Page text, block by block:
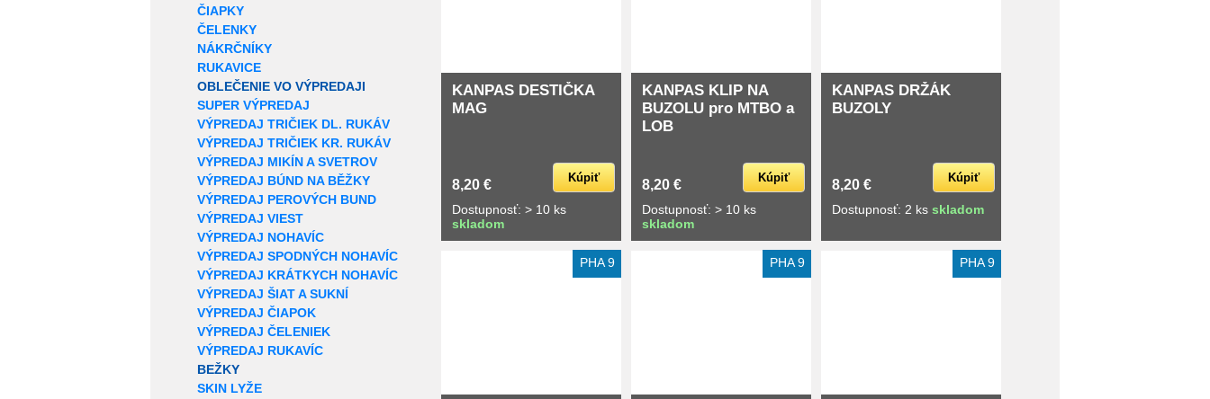
ČIAPKY
ČELENKY
NÁKRČNÍKY
RUKAVICE
OBLEČENIE VO VÝPREDAJI
SUPER VÝPREDAJ
VÝPREDAJ TRIČIEK DL. RUKÁV
VÝPREDAJ TRIČIEK KR. RUKÁV
VÝPREDAJ MIKÍN A SVETROV
VÝPREDAJ BÚND NA BĚŽKY
VÝPREDAJ PEROVÝCH BUND
VÝPREDAJ VIEST
VÝPREDAJ NOHAVÍC
VÝPREDAJ SPODNÝCH NOHAVÍC
VÝPREDAJ KRÁTKYCH NOHAVÍC
VÝPREDAJ ŠIAT A SUKNÍ
VÝPREDAJ ČIAPOK
VÝPREDAJ ČELENIEK
VÝPREDAJ RUKAVÍC
BEŽKY
SKIN LYŽE
KANPAS DESTIČKA
MAG
8,20 € Kúpiť
Dostupnosť: > 10 ks
skladom
KANPAS KLIP NA
BUZOLU pro MTBO a
LOB
8,20 € Kúpiť
Dostupnosť: > 10 ks
skladom
KANPAS DRŽÁK
BUZOLY
8,20 € Kúpiť
Dostupnosť: 2 ks skladom
PHA 9 PHA 9 PHA 9